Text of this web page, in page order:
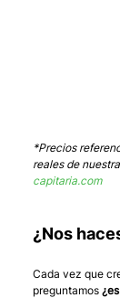
*Precios
reales de
capitaria.com
¿Nos
Cada vez que
preguntamos